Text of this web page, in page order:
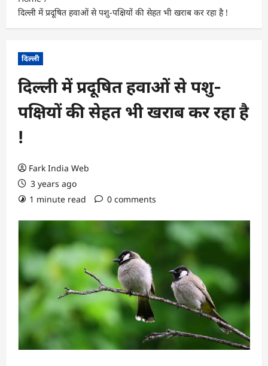
दिल्ली में प्रदूषित हवाओं से पशु-पक्षियों की सेहत भी खराब कर रहा है !
दिल्ली
दिल्ली में प्रदूषित हवाओं से पशु-
पक्षियों की सेहत भी खराब कर रहा है
!
Fark India Web
3 years ago
1 minute read
0 comments